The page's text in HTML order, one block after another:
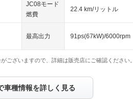
JC08モード
燃費
22.4 km/リットル
最高出力 91ps(67kW)/6000rpm
ございますので、詳細は販売店にご確認ください。
車種情報を詳しく見る